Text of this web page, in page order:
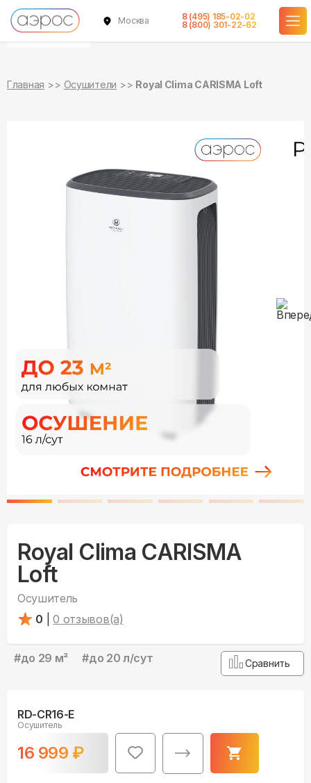
Москва
8 (495) 185-02-02
8 (800) 301-22-62
Главная Осушители Royal Clima CARISMA Loft
Royal Clima CARISMA
Loft
Осушитель
0
0 отзывов(а)
#до 29 м² #до 20 л/сут Сравнить
RD-CR16-E
Осушитель
16 999 ₽
уточняйте
о наличии
уточняйте
о наличии